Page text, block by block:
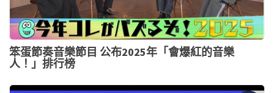
笨蛋節奏音樂節目 公布2025年「會爆紅的音樂
人！」排行榜